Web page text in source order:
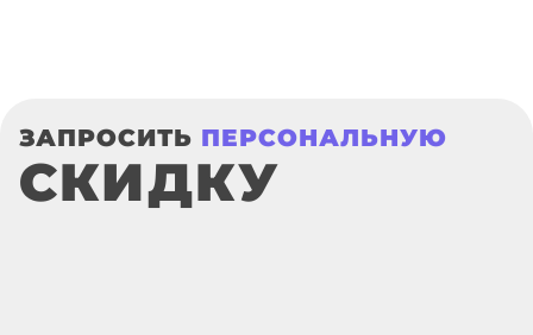
ЗАПРОСИТЬ ПЕРСОНАЛЬНУЮ
СКИДКУ